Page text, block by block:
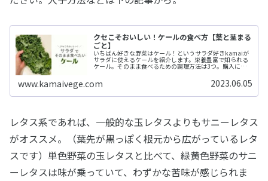
クセこそおいしい！ケールの食べ方【葉と茎まる
ごと】
いちばん好きな野菜はケール！というサラダ好きkamaiが
サラダに使えるケールを紹介します。栄養豊富で知られる
ケール。そのまま食べるための調理方法は3つ。購入にま
www.kamaivege.com 2023.06.05
レタス系であれば、一般的な玉レタスよりもサニーレタス
がオススメ。（葉先が黒っぽく根元から広がっているレタ
スです）単色野菜の玉レタスと比べて、緑黄色野菜のサニ
ーレタスは味が乗っていて、わずかな苦味が感じられま